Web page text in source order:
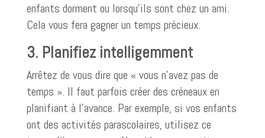
enfants dorment ou lorsqu’ils sont chez un ami.
Cela vous fera gagner un temps précieux.
3. Planifiez intelligemment
Arrêtez de vous dire que « vous n’avez pas de
temps ». Il faut parfois créer des créneaux en
planifiant à l’avance. Par exemple, si vos enfants
ont des activités parascolaires, utilisez ce